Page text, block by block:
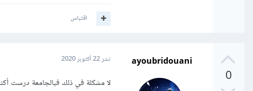
اقتباس
0
ayoubridouani نشر22 أكتوبر 2020